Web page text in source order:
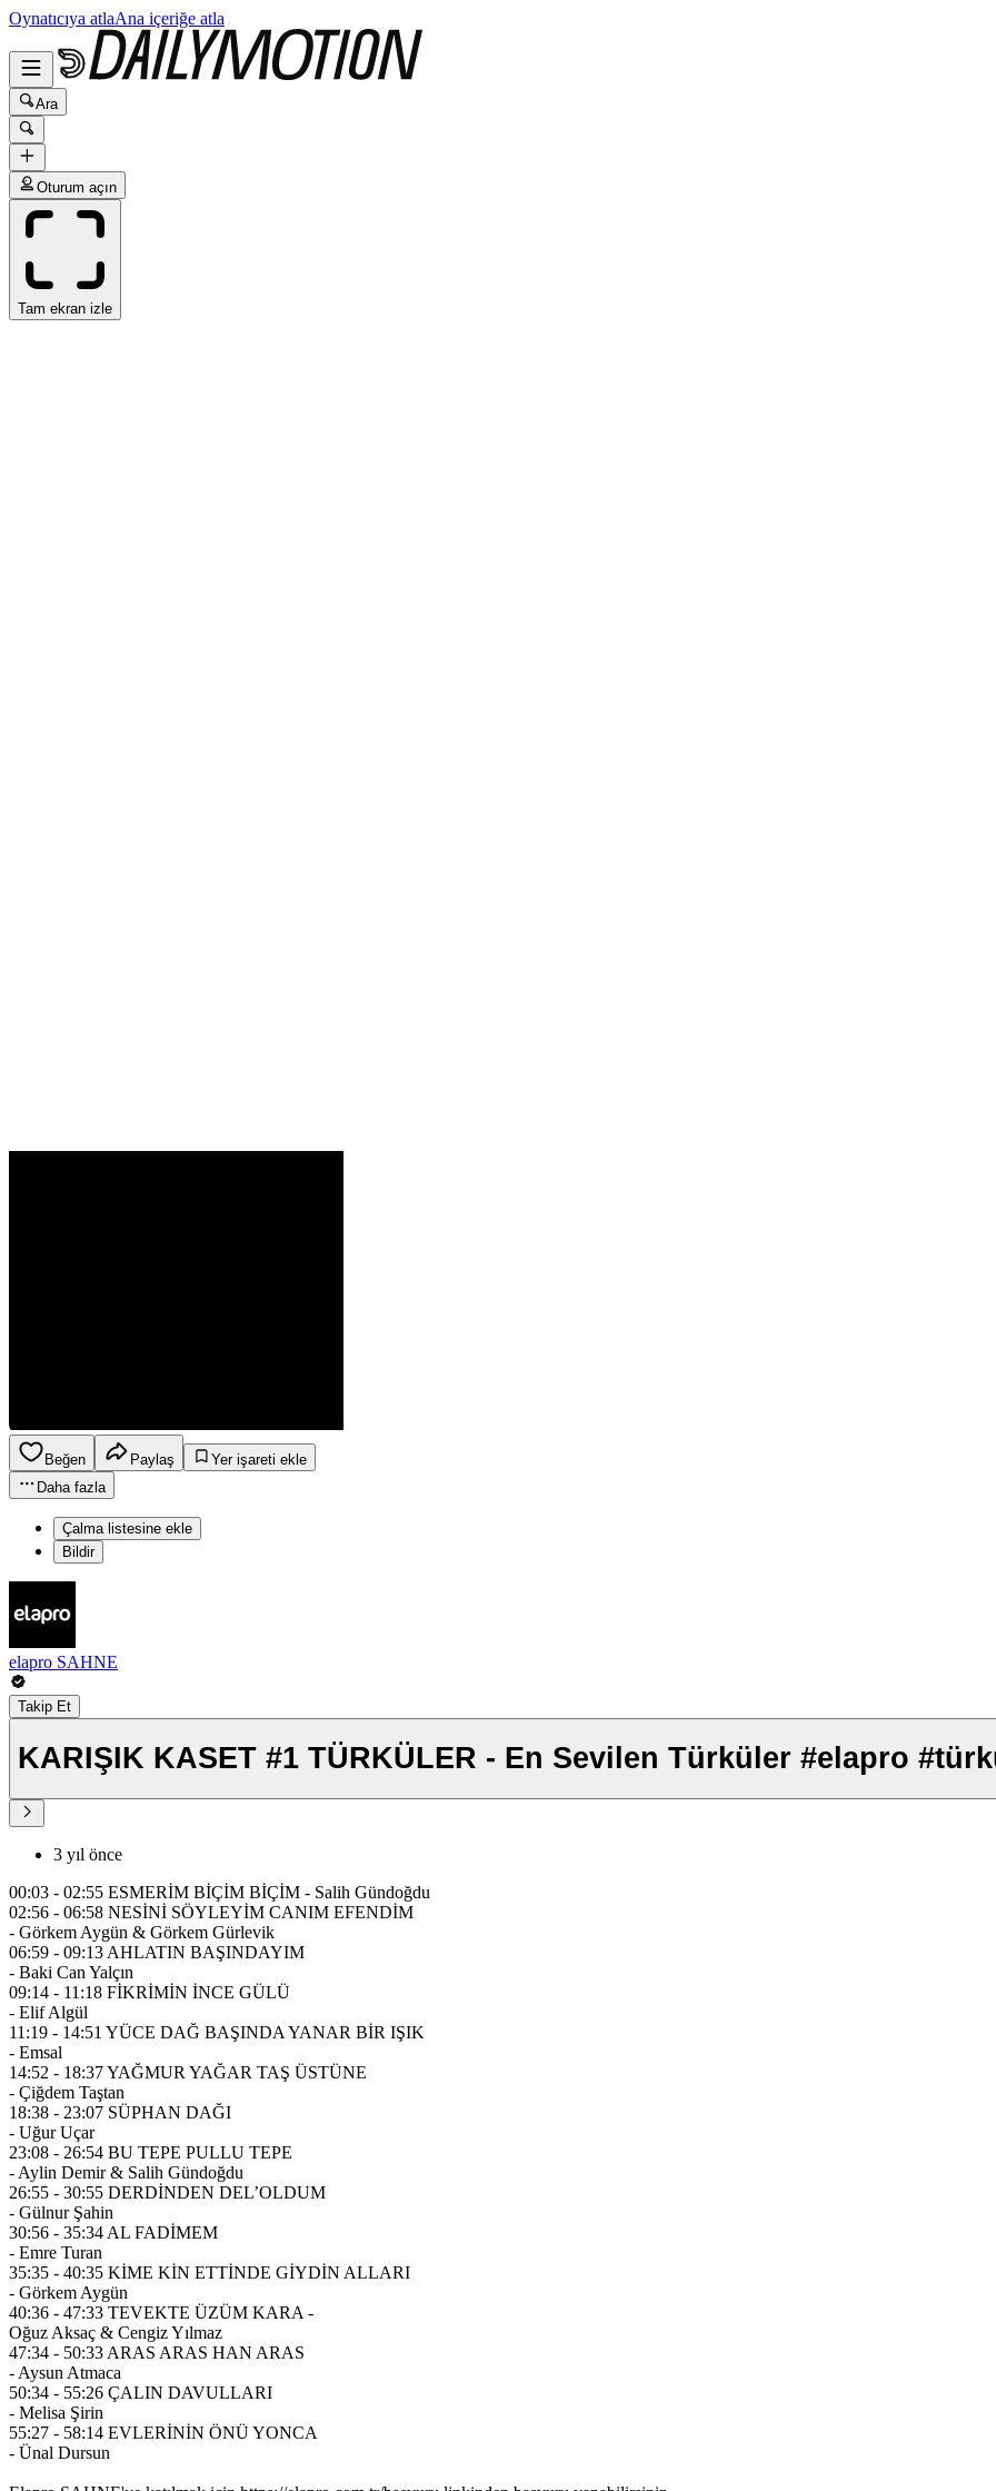
Oynatıcıya atlaAna içeriğe atla
Ara
Oturum açın
Tam ekran izle
Beğen Paylaş
Yer işareti ekle
Daha fazla
Çalma listesine ekle
Bildir
elapro SAHNE
Takip Et
KARIŞIK KASET #1 TÜRKÜLER - En Sevilen Türküler #elapro
3 yıl önce
00:03 - 02:55 ESMERİM BİÇİM BİÇİM - Salih Gündoğdu
02:56 - 06:58 NESİNİ SÖYLEYİM CANIM EFENDİM
- Görkem Aygün & Görkem Gürlevik
06:59 - 09:13 AHLATIN BAŞINDAYIM
- Baki Can Yalçın
09:14 - 11:18 FİKRİMİN İNCE GÜLÜ
- Elif Algül
11:19 - 14:51 YÜCE DAĞ BAŞINDA YANAR BİR IŞIK
- Emsal
14:52 - 18:37 YAĞMUR YAĞAR TAŞ ÜSTÜNE
- Çiğdem Taştan
18:38 - 23:07 SÜPHAN DAĞI
- Uğur Uçar
23:08 - 26:54 BU TEPE PULLU TEPE
- Aylin Demir & Salih Gündoğdu
26:55 - 30:55 DERDİNDEN DEL’OLDUM
- Gülnur Şahin
30:56 - 35:34 AL FADİMEM
- Emre Turan
35:35 - 40:35 KİME KİN ETTİNDE GİYDİN ALLARI
- Görkem Aygün
40:36 - 47:33 TEVEKTE ÜZÜM KARA -
Oğuz Aksaç & Cengiz Yılmaz
47:34 - 50:33 ARAS ARAS HAN ARAS
- Aysun Atmaca
50:34 - 55:26 ÇALIN DAVULLARI
- Melisa Şirin
55:27 - 58:14 EVLERİNİN ÖNÜ YONCA
- Ünal Dursun